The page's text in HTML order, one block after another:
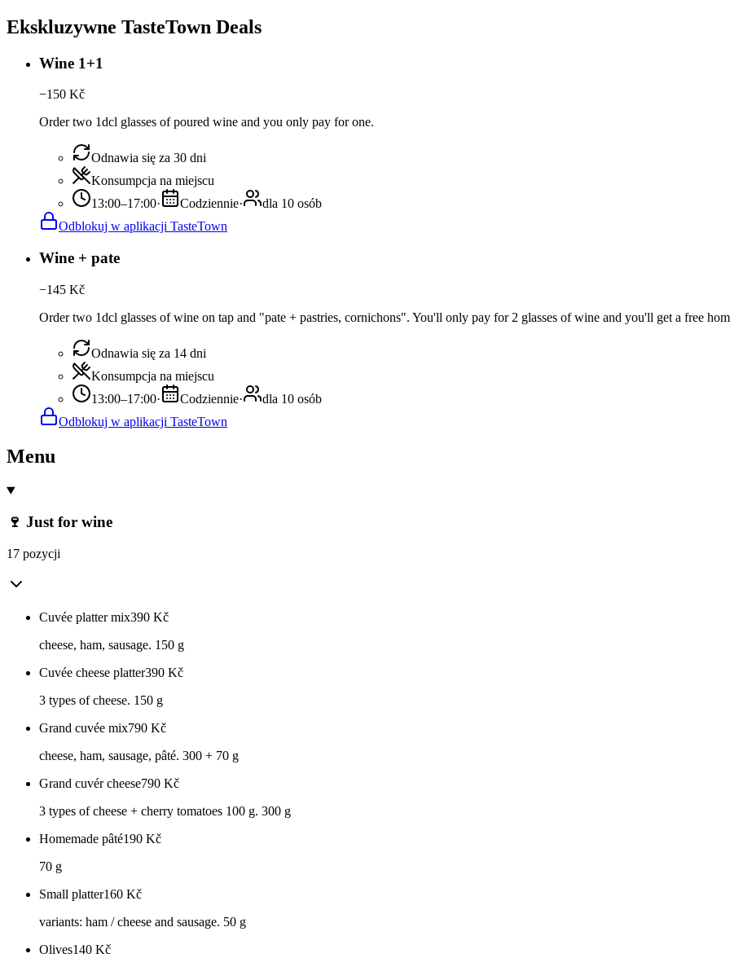
Ekskluzywne TasteTown Deals
Wine 1+1
−150 Kč
Order two 1dcl glasses of poured wine and you only pay for one.
Odnawia się za 30 dni
Konsumpcja na miejscu
13:00–17:00· Codziennie·
dla 10 osób
Odblokuj w aplikacji TasteTown
Wine + pate
−145 Kč
Order two 1dcl glasses of wine on tap and "pate + pastries, cornichons". You'll only pay for 2 glasses of wine and you'll get a free
Odnawia się za 14 dni
Konsumpcja na miejscu
13:00–17:00· Codziennie·
dla 10 osób
Odblokuj w aplikacji TasteTown
Menu
🍷 Just for wine
17 pozycji
Cuvée platter mix390 Kč
cheese, ham, sausage. 150 g
Cuvée cheese platter390 Kč
3 types of cheese. 150 g
Grand cuvée mix790 Kč
cheese, ham, sausage, pâté. 300 + 70 g
Grand cuvér cheese790 Kč
3 types of cheese + cherry tomatoes 100 g. 300 g
Homemade pâté190 Kč
70 g
Small platter160 Kč
variants: ham / cheese and sausage. 50 g
Olives140 Kč